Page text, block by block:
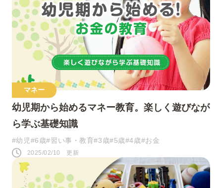
マネー
幼児期から始めるマネー教育。楽しく遊びなが
ら学ぶ基礎知識
#幼児#6歳#習い事・教育#3歳#5歳#4歳#お金
2025/02/10 更新